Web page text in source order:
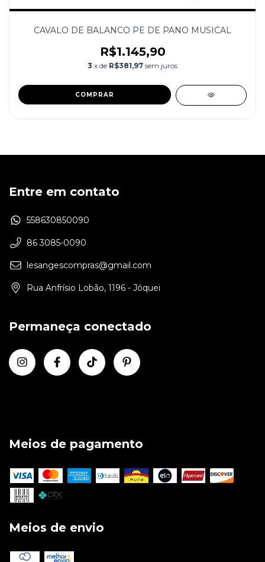
CAVALO DE BALANCO PE DE PANO MUSICAL
R$1.145,90
3 x de R$381,97 sem juros
Entre em contato
558630850090
86 3085-0090
lesangescompras@gmail.com
Rua Anfrísio Lobão, 1196 - Jóquei
Permaneça conectado
Meios de pagamento
Meios de envio